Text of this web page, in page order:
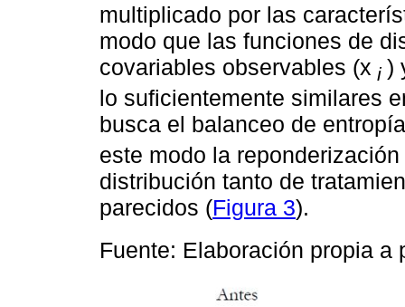
multiplicado por las
modo que las funciones de
covariables observables (x i )
lo suficientemente similares
busca el balanceo de
este modo la
distribución tanto de
parecidos (Figura 3).
Fuente: Elaboración propia a